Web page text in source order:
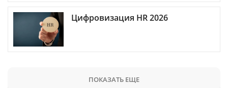
Цифровизация HR 2026
ПОКАЗАТЬ ЕЩЕ